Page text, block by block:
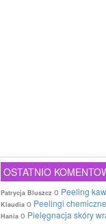
OSTATNIO
Patrycja Bluszcz o Peeling
Klaudia o Peelingi
Hania o Pielęgnacja skóry